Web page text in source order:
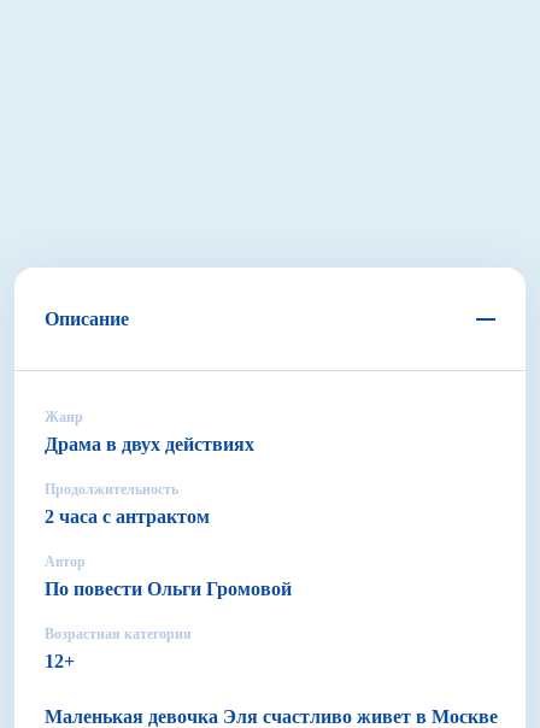
Описание
Маленькая девочка Эля счастливо живет в Москве
Жанр
Драма в двух действиях
Продолжительность
2 часа с антрактом
Автор
По повести Ольги Громовой
Возрастная категория
12+